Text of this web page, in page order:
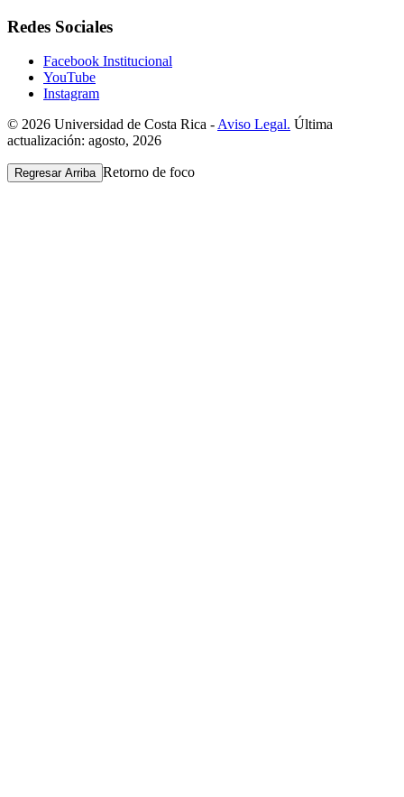
Redes Sociales
Facebook Institucional
YouTube
Instagram
© 2026 Universidad de Costa Rica - Aviso Legal. Última
actualización: agosto, 2026
Regresar Arriba Retorno de foco